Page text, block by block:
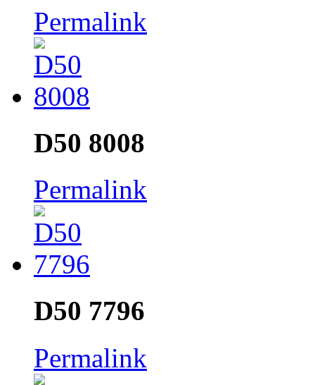
Permalink
D50 8008
Permalink
D50 7796
Permalink